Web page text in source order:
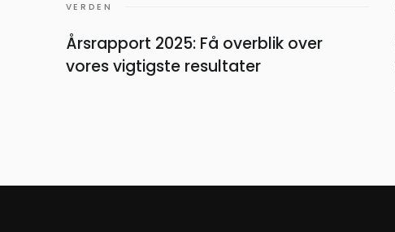
VERDEN
Årsrapport 2025: Få overblik over
vores vigtigste resultater